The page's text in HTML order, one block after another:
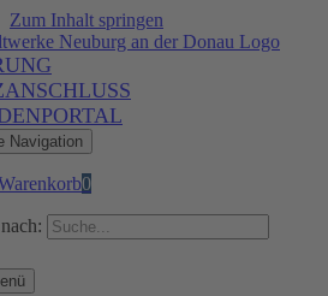
Zum Inhalt springen
Navigation
0